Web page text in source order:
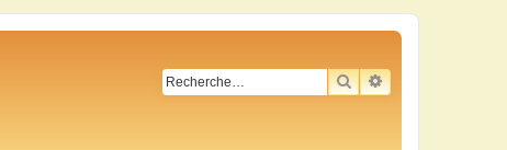
RECHERCHER
RECHERCHE